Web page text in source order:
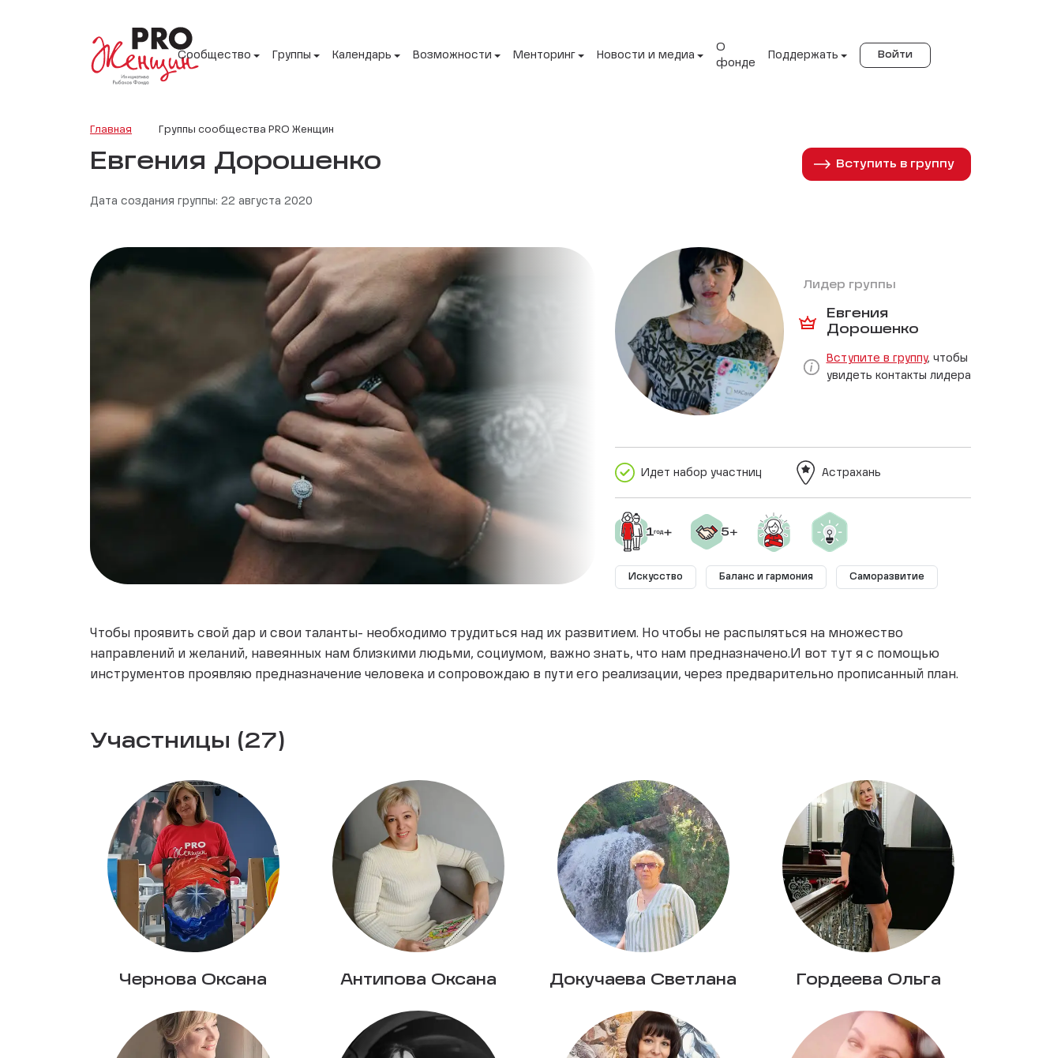
Сообщество Группы Календарь Возможности Менторинг Новости и медиа
О
фонде
Поддержать Войти
Главная Группы сообщества PRO Женщин
Евгения Дорошенко Вступить в группу
Дата создания группы: 22 августа 2020
Лидер группы
Евгения
Дорошенко
Вступите в группу, чтобы
увидеть контакты лидера
Идет набор участниц Астрахань
Искусство Баланс и гармония Саморазвитие
Чтобы проявить свой дар и свои таланты- необходимо трудиться над их развитием. Но чтобы не распыляться на множество
направлений и желаний, навеянных нам близкими людьми, социумом, важно знать, что нам предназначено.И вот тут я с помощью
инструментов проявляю предназначение человека и сопровождаю в пути его реализации, через предварительно прописанный план.
Участницы (27)
Чернова Оксана Антипова Оксана Докучаева Светлана Гордеева Ольга